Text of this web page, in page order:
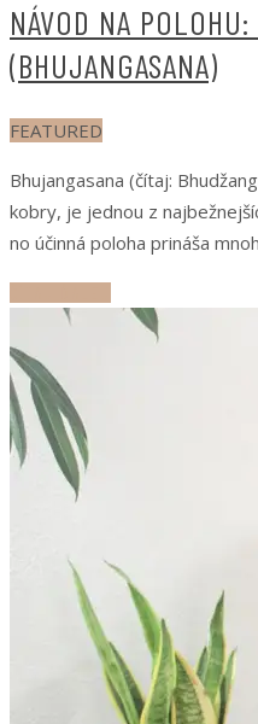
NÁVOD NA POLOHU:
(BHUJANGASANA)
FEATURED
Bhujangasana (čítaj:
kobry, je jednou z
no účinná poloha prináša